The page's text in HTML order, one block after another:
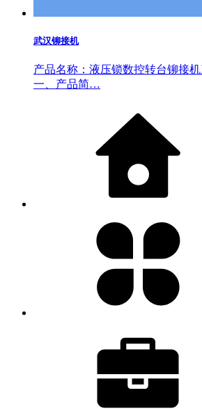
武汉铆接机
产品名称：液压锁数控转台铆接
一、产品简…